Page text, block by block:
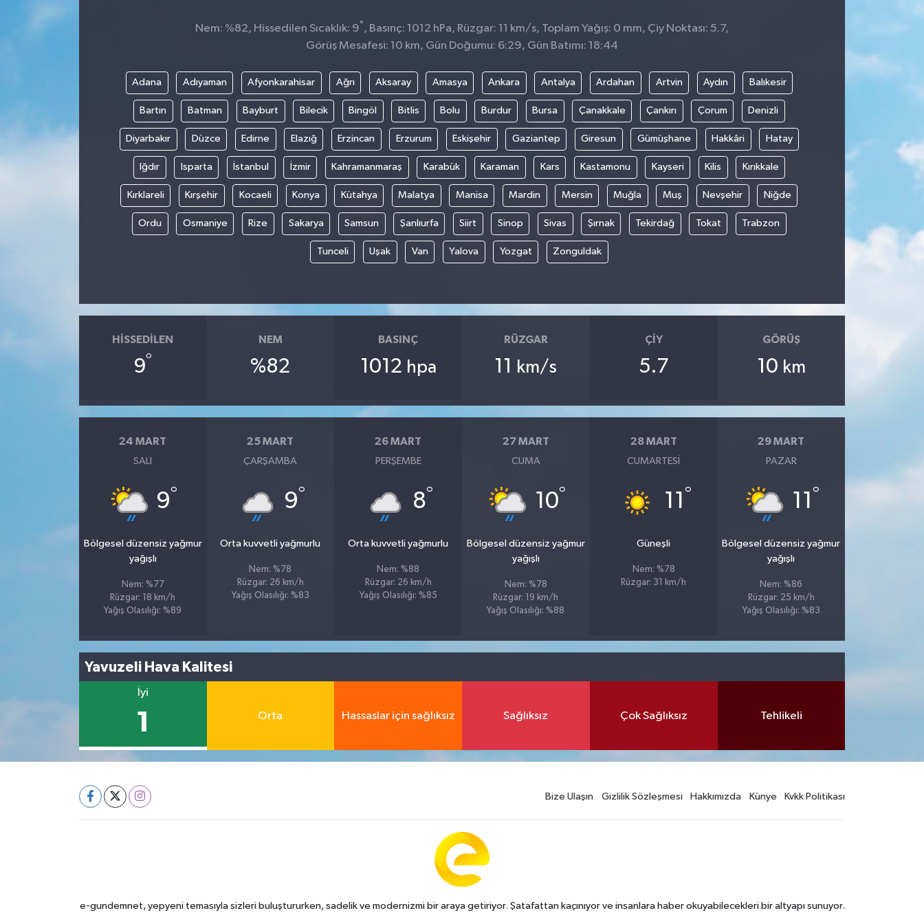
Nem: %82, Hissedilen Sıcaklık: 9° , Basınç: 1012 hPa, Rüzgar: 11 km/s, Toplam Yağış: 0 mm, Çiy Noktası: 5.7,
Görüş Mesafesi: 10 km, Gün Doğumu: 6:29, Gün Batımı: 18:44
Adana Adıyaman Afyonkarahisar Ağrı Aksaray Amasya Ankara Antalya Ardahan Artvin Aydın Balıkesir
Bartın Batman Bayburt Bilecik Bingöl Bitlis Bolu Burdur Bursa Çanakkale Çankırı Çorum Denizli
Diyarbakır Düzce Edirne Elazığ Erzincan Erzurum Eskişehir Gaziantep Giresun Gümüşhane Hakkâri Hatay
Iğdır Isparta İstanbul İzmir Kahramanmaraş Karabük Karaman Kars Kastamonu Kayseri Kilis Kırıkkale
Kırklareli Kırşehir Kocaeli Konya Kütahya Malatya Manisa Mardin Mersin Muğla Muş Nevşehir Niğde
Ordu Osmaniye Rize Sakarya Samsun Şanlıurfa Siirt Sinop Sivas Şırnak Tekirdağ Tokat Trabzon
Tunceli Uşak Van Yalova Yozgat Zonguldak
HISSEDILEN
9°
NEM
%82
BASINÇ
1012 hpa
RÜZGAR
11 km/s
ÇIY
5.7
GÖRÜŞ
10 km
24 MART
SALI
9°
Bölgesel düzensiz yağmur
yağışlı
Nem: %77
Rüzgar: 18 km/h
Yağış Olasılığı: %89
25 MART
ÇARŞAMBA
9°
Orta kuvvetli yağmurlu
Nem: %78
Rüzgar: 26 km/h
Yağış Olasılığı: %83
26 MART
PERŞEMBE
8°
Orta kuvvetli yağmurlu
Nem: %88
Rüzgar: 26 km/h
Yağış Olasılığı: %85
27 MART
CUMA
10°
Bölgesel düzensiz yağmur
yağışlı
Nem: %78
Rüzgar: 19 km/h
Yağış Olasılığı: %88
28 MART
CUMARTESI
11 °
Güneşli
Nem: %78
Rüzgar: 31 km/h
29 MART
PAZAR
11 °
Bölgesel düzensiz yağmur
yağışlı
Nem: %86
Rüzgar: 25 km/h
Yağış Olasılığı: %83
Yavuzeli Hava Kalitesi
İyi
1 Orta Hassaslar için sağlıksız Sağlıksız Çok Sağlıksız Tehlikeli
Bize Ulaşın Gizlilik Sözleşmesi Hakkımızda Künye Kvkk Politikası
e-gundemnet, yepyeni temasıyla sizleri buluştururken, sadelik ve modernizmi bir araya getiriyor. Şatafattan kaçınıyor ve insanlara haber okuyabilecekleri bir altyapı sunuyor.